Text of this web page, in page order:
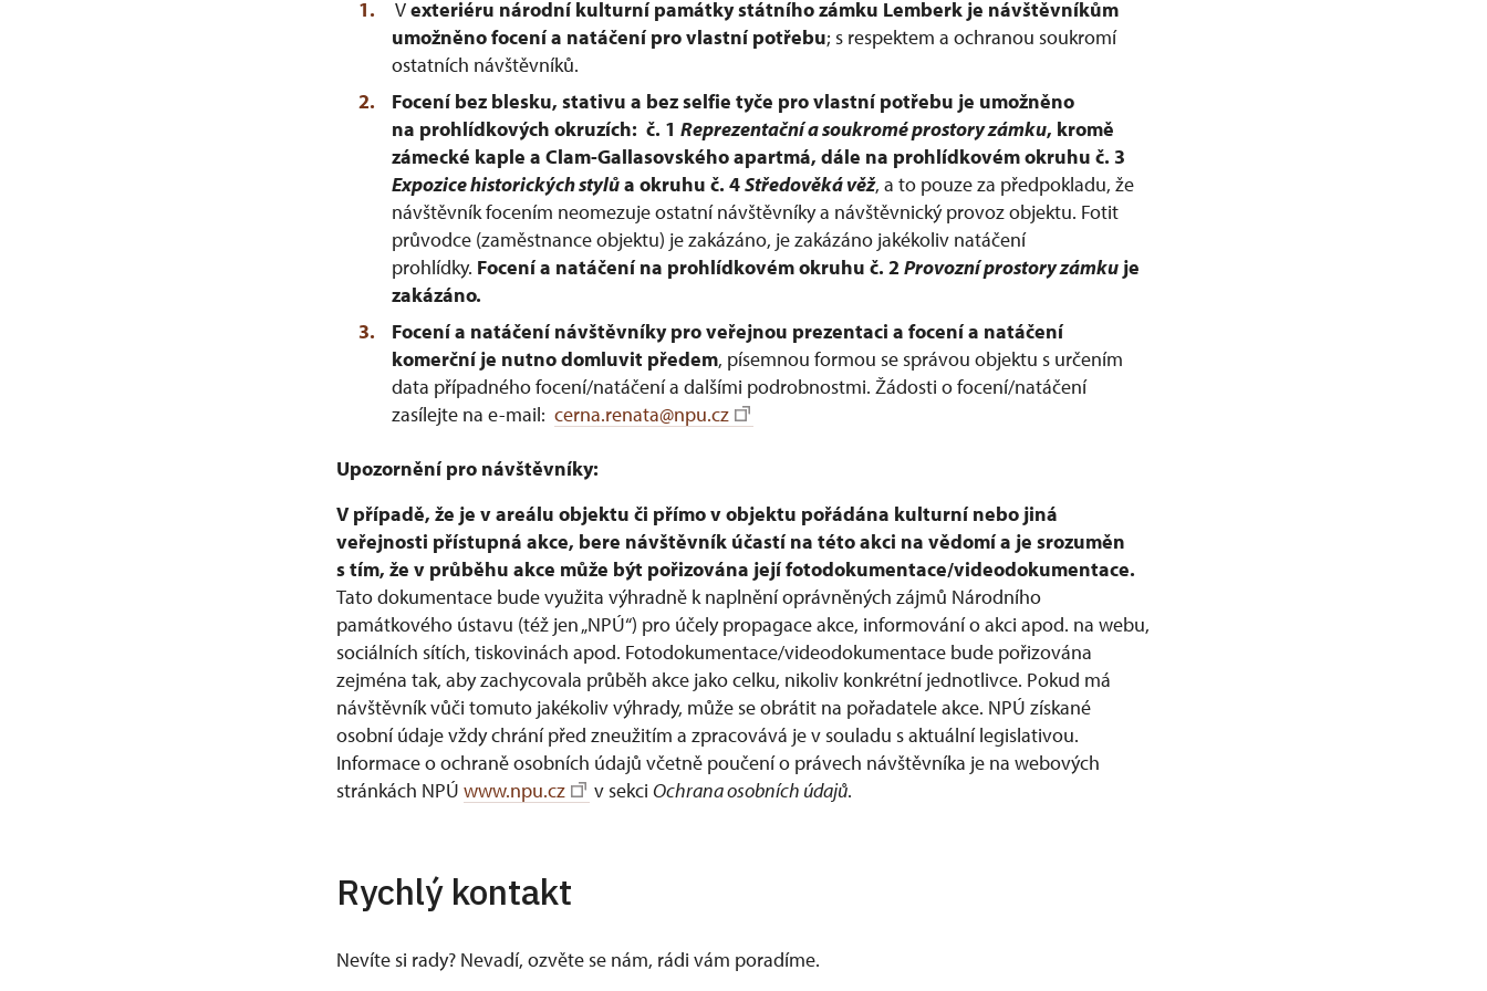
Vexteriéru národní kulturní památky státního zámku Lemberk je návštěvníkům
umožněno focení a natáčení pro vlastní potřebu; s respektem a ochranou soukromí
ostatních návštěvníků.
Focení bez blesku, stativu a bez selfie tyče pro vlastní potřebu je umožněno
na prohlídkových okruzích: č. 1 Reprezentační a soukromé prostory zámku, kromě
zámecké kaple a Clam-Gallasovského apartmá, dále na prohlídkovém okruhu č. 3
Expozice historických stylůa okruhu č. 4Středověká věž, a to pouze za předpokladu, že
návštěvník focením neomezuje ostatní návštěvníky a návštěvnický provoz objektu. Fotit
průvodce (zaměstnance objektu) je zakázáno, je zakázáno jakékoliv natáčení
prohlídky. Focení a natáčení na prohlídkovém okruhu č. 2 Provozní prostory zámku je
zakázáno.
Focení a natáčení návštěvníky pro veřejnou prezentaci a focení a natáčení
komerční je nutno domluvit předem, písemnou formou se správou objektu s určením
data případného focení/natáčení a dalšími podrobnostmi. Žádosti o focení/natáčení
zasílejte na e-mail: cerna.renata@npu.cz
Upozornění pro návštěvníky:
V případě, že je v areálu objektu či přímo v objektu pořádána kulturní nebo jiná
veřejnosti přístupná akce, bere návštěvník účastí na této akci na vědomí a je srozuměn
s tím, že v průběhu akce může být pořizována její fotodokumentace/videodokumentace.
Tato dokumentace bude využita výhradně k naplnění oprávněných zájmů Národního
památkového ústavu (též jen „NPÚ“) pro účely propagace akce, informování o akci apod. na webu,
sociálních sítích, tiskovinách apod. Fotodokumentace/videodokumentace bude pořizována
zejména tak, aby zachycovala průběh akce jako celku, nikoliv konkrétní jednotlivce. Pokud má
návštěvník vůči tomuto jakékoliv výhrady, může se obrátit na pořadatele akce. NPÚ získané
osobní údaje vždy chrání před zneužitím a zpracovává je v souladu s aktuální legislativou.
Informace o ochraně osobních údajů včetně poučení o právech návštěvníka je na webových
stránkách NPÚ www.npu.cz v sekci Ochrana osobních údajů.
Rychlý kontakt
Nevíte si rady? Nevadí, ozvěte se nám, rádi vám poradíme.